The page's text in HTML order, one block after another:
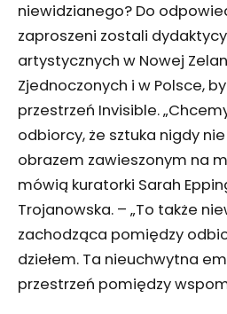
niewidzianego? Do
zaproszeni zostali
artystycznych w Nowej
Zjednoczonych i w Polsce,
przestrzeń Invisible.
odbiorcy, że sztuka nigdy
obrazem zawieszonym na
mówią kuratorki Sarah
Trojanowska. – „To także
zachodząca pomiędzy
dziełem. Ta nieuchwytna
przestrzeń pomiędzy